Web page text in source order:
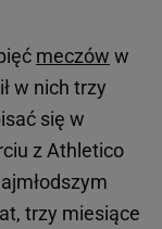
meczów w
w nich trzy
się w
z Athletico
trzy miesiące